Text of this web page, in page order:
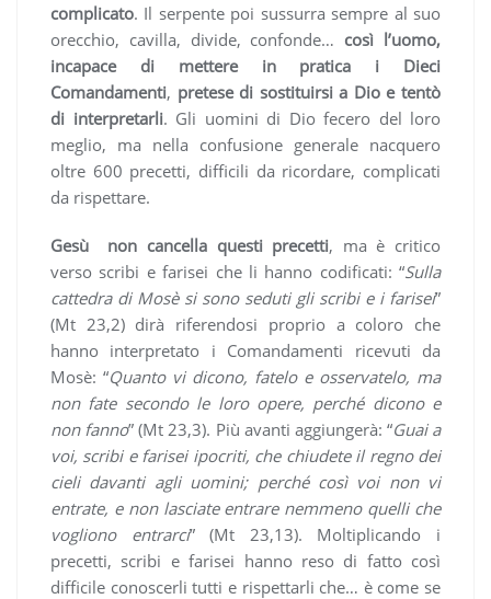
complicato. Il serpente poi sussurra sempre al suo
orecchio, cavilla, divide, confonde… così l’uomo,
incapace di mettere in pratica i Dieci
Comandamenti, pretese di sostituirsi a Dio e tentò
di interpretarli. Gli uomini di Dio fecero del loro
meglio, ma nella confusione generale nacquero
oltre 600 precetti, difficili da ricordare, complicati
da rispettare.
Gesù non cancella questi precetti, ma è critico
verso scribi e farisei che li hanno codificati: “Sulla
cattedra di Mosè si sono seduti gli scribi e i farisei”
(Mt 23,2) dirà riferendosi proprio a coloro che
hanno interpretato i Comandamenti ricevuti da
Mosè: “Quanto vi dicono, fatelo e osservatelo, ma
non fate secondo le loro opere, perché dicono e
non fanno” (Mt 23,3). Più avanti aggiungerà: “Guai a
voi, scribi e farisei ipocriti, che chiudete il regno dei
cieli davanti agli uomini; perché così voi non vi
entrate, e non lasciate entrare nemmeno quelli che
vogliono entrarci” (Mt 23,13). Moltiplicando i
precetti, scribi e farisei hanno reso di fatto così
difficile conoscerli tutti e rispettarli che… è come se